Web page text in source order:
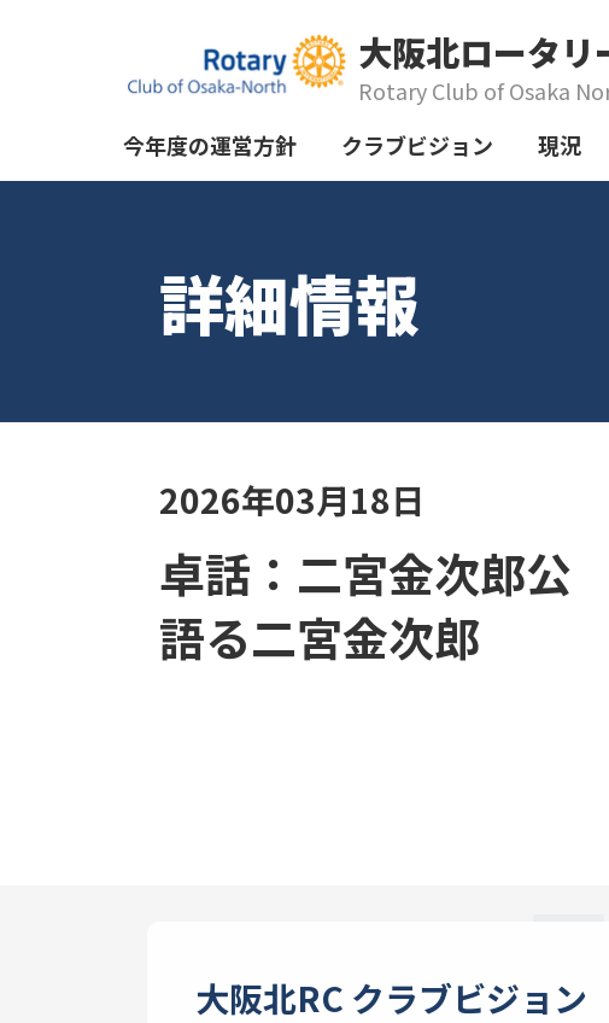
大阪北ロータリ
Rotary Club of Osaka
今年度の運営方針 クラブビジョン 現況
詳細情報
2026年03月18日
卓話：二宮金次郎
語る二宮金次郎
大阪北RC クラブビジョン